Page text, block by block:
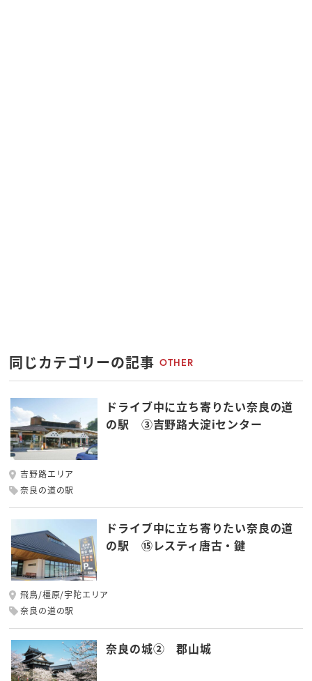
同じカテゴリーの記事 OTHER
ドライブ中に立ち寄りたい奈良の道
の駅 ③吉野路大淀iセンター
吉野路エリア
奈良の道の駅
ドライブ中に立ち寄りたい奈良の道
の駅 ⑮レスティ唐古・鍵
飛鳥/橿原/宇陀エリア
奈良の道の駅
奈良の城② 郡山城